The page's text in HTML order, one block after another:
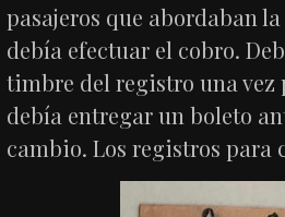
pasajeros que abordaban
debía efectuar el cobro.
timbre del registro una vez
debía entregar un boleto
cambio. Los registros para